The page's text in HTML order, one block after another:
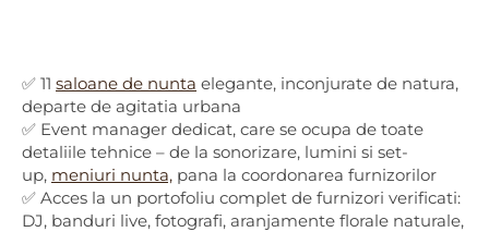
✅ 11 saloane de nunta elegante, inconjurate de natura,
departe de agitatia urbana
✅ Event manager dedicat, care se ocupa de toate
detaliile tehnice – de la sonorizare, lumini si set-
up, meniuri nunta, pana la coordonarea furnizorilor
✅ Acces la un portofoliu complet de furnizori verificati:
DJ, banduri live, fotografi, aranjamente florale naturale,